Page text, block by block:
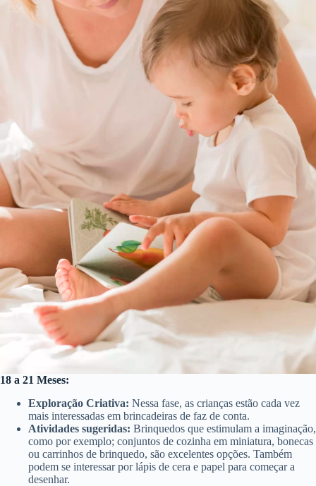
18 a 21 Meses:
Exploração Criativa: Nessa fase, as crianças estão cada vez
mais interessadas em brincadeiras de faz de conta.
Atividades sugeridas: Brinquedos que estimulam a imaginação,
como por exemplo; conjuntos de cozinha em miniatura, bonecas
ou carrinhos de brinquedo, são excelentes opções. Também
podem se interessar por lápis de cera e papel para começar a
desenhar.